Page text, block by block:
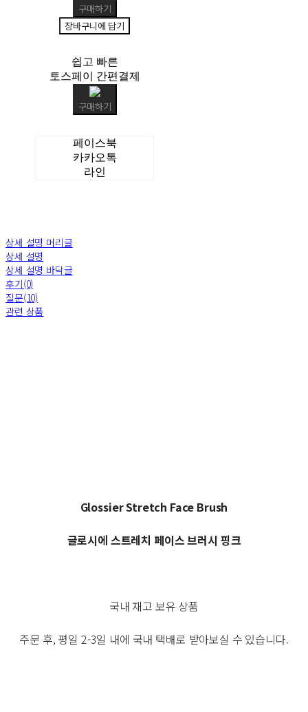
구매하기
장바구니에 담기
쉽고 빠른
토스페이 간편결제
구매하기
페이스북
카카오톡
라인
상세 설명 머리글
상세 설명
상세 설명 바닥글
후기(0)
질문(10)
관련 상품
Glossier Stretch Face Brush
글로시에 스트레치 페이스 브러시 핑크
국내 재고 보유 상품
주문 후, 평일 2-3일 내에 국내 택배로 받아보실 수 있습니다.